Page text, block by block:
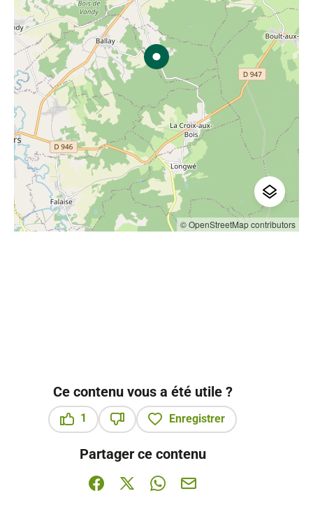
© OpenStreetMap contributors
Ce contenu vous a été utile ?
1
Enregistrer
Partager ce contenu
Partager sur Facebook (nouvelle fenêtre)
Partager sur X / Twitter (nouvelle
Partager sur WhatsApp
Partager par mail